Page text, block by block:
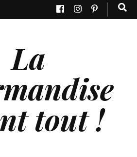
La
tout !